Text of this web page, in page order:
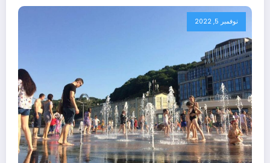
نوفمبر 5, 2022